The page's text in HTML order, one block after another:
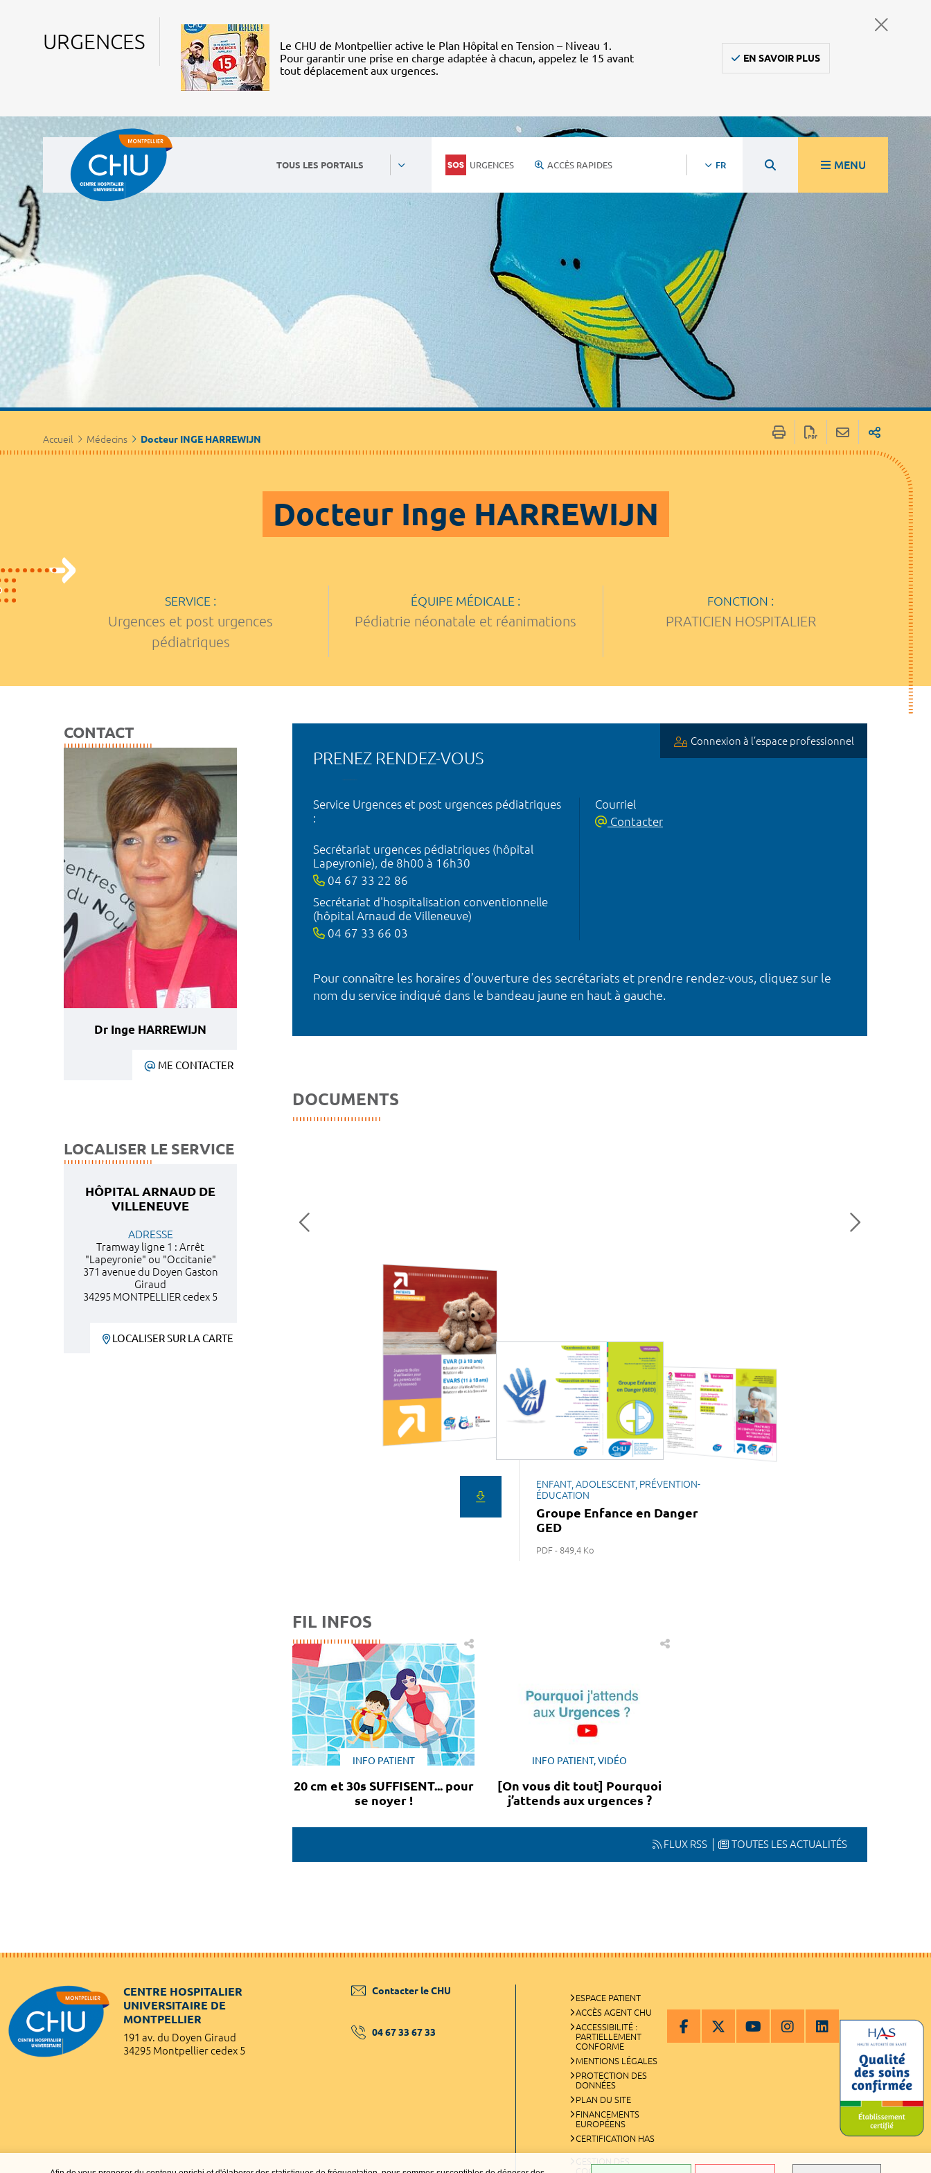
URGENCES
Le CHU de Montpellier active le Plan Hôpital en Tension – Niveau 1.
Pour garantir une prise en charge adaptée à chacun, appelez le 15 avant
tout déplacement aux urgences.
EN SAVOIR PLUS
TOUS LES PORTAILS URGENCES ACCÈS RAPIDES FR MENU
Accueil Médecins Docteur INGE HARREWIJN
Docteur Inge HARREWIJN
SERVICE :
Urgences et post urgences
pédiatriques
ÉQUIPE MÉDICALE :
Pédiatrie néonatale et réanimations
FONCTION :
PRATICIEN HOSPITALIER
CONTACT
Dr Inge HARREWIJN
ME CONTACTER
LOCALISER LE SERVICE
HÔPITAL ARNAUD DE
VILLENEUVE
ADRESSE
Tramway ligne 1 : Arrêt
"Lapeyronie" ou "Occitanie"
371 avenue du Doyen Gaston
Giraud
34295 MONTPELLIER cedex 5
LOCALISER SUR LA CARTE
PRENEZ RENDEZ-VOUS
Connexion à l’espace professionnel
Service Urgences et post urgences pédiatriques
:
Secrétariat urgences pédiatriques (hôpital
Lapeyronie), de 8h00 à 16h30
04 67 33 22 86
Secrétariat d'hospitalisation conventionnelle
(hôpital Arnaud de Villeneuve)
04 67 33 66 03
Courriel
Contacter
Pour connaître les horaires d’ouverture des secrétariats et prendre rendez-vous, cliquez sur le
nom du service indiqué dans le bandeau jaune en haut à gauche.
DOCUMENTS
ENFANT, ADOLESCENT, PRÉVENTION-
ÉDUCATION
Groupe Enfance en Danger
GED
PDF - 849,4 Ko
FIL INFOS
INFO PATIENT
20 cm et 30s SUFFISENT... pour
se noyer !
INFO PATIENT, VIDÉO
[On vous dit tout] Pourquoi
j’attends aux urgences ?
FLUX RSS TOUTES LES ACTUALITÉS
CENTRE HOSPITALIER
UNIVERSITAIRE DE
MONTPELLIER
191 av. du Doyen Giraud
34295 Montpellier cedex 5
Contacter le CHU
04 67 33 67 33
ESPACE PATIENT
ACCÈS AGENT CHU
ACCESSIBILITÉ :
PARTIELLEMENT
CONFORME
MENTIONS LÉGALES
PROTECTION DES
DONNÉES
PLAN DU SITE
FINANCEMENTS
EUROPÉENS
CERTIFICATION HAS
GESTION DES
COOKIES